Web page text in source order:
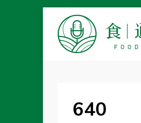
640